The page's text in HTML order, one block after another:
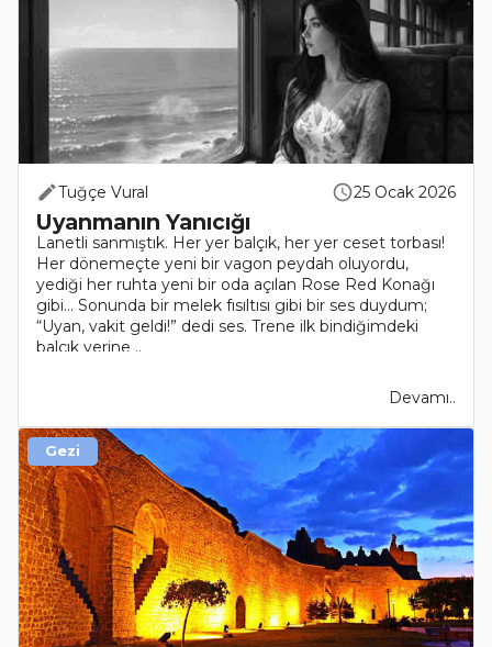
Tuğçe Vural 25 Ocak 2026
Uyanmanın Yanıcığı
Lanetli sanmıştık. Her yer balçık, her yer ceset torbası!
Her dönemeçte yeni bir vagon peydah oluyordu,
yediği her ruhta yeni bir oda açılan Rose Red Konağı
gibi... Sonunda bir melek fısıltısı gibi bir ses duydum;
“Uyan, vakit geldi!” dedi ses. Trene ilk bindiğimdeki
balçık yerine ..
Devamı..
Gezi